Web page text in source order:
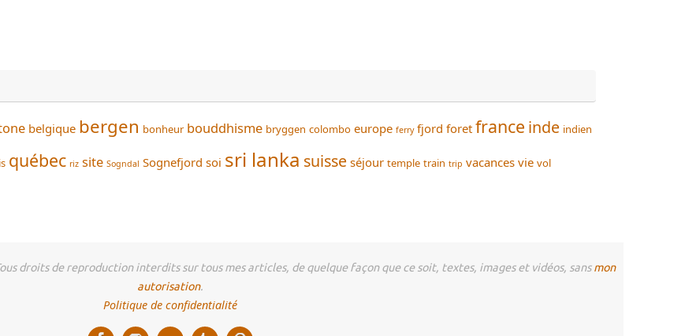
belgique bergen bonheur bouddhisme bryggen colombo europe ferry fjord foret france inde indien
québec riz site Sogndal Sognefjord soi sri lanka suisse séjour temple train trip vacances vie vol
droits de reproduction interdits sur tous mes articles, de quelque façon que ce soit, textes, images et vidéos, sansmon
autorisation.
Politique de confidentialité